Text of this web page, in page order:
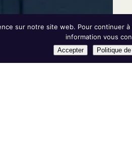
sur notre site web. Pour
information vous
Accepter Politique